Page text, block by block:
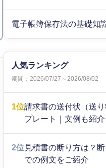
電子帳簿保存法の基礎知
人気ランキング
期間：2026/07/27～2026/08/02
1位請求書の送付状（送
プレート｜文例も紹介
2位見積書の断り方は？
での例文をご紹介